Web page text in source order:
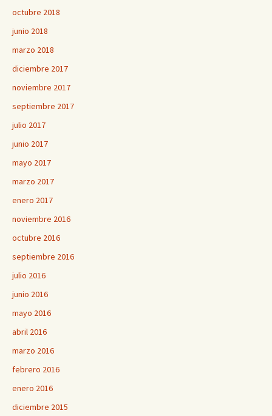
octubre 2018
junio 2018
marzo 2018
diciembre 2017
noviembre 2017
septiembre 2017
julio 2017
junio 2017
mayo 2017
marzo 2017
enero 2017
noviembre 2016
octubre 2016
septiembre 2016
julio 2016
junio 2016
mayo 2016
abril 2016
marzo 2016
febrero 2016
enero 2016
diciembre 2015